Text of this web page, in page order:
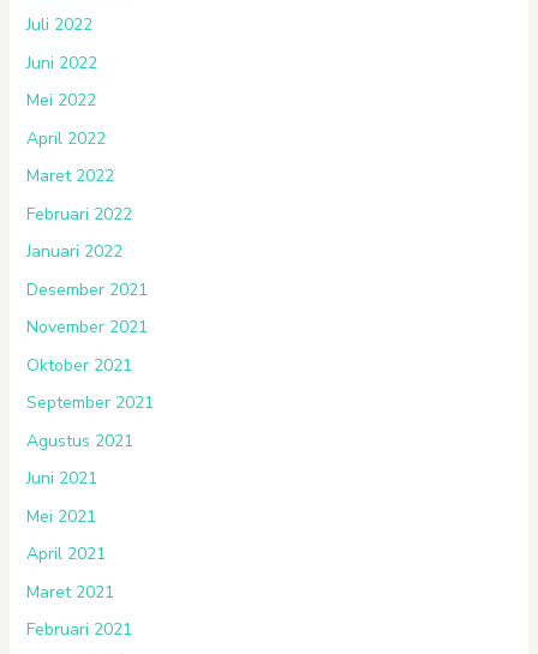
Juli 2022
Juni 2022
Mei 2022
April 2022
Maret 2022
Februari 2022
Januari 2022
Desember 2021
November 2021
Oktober 2021
September 2021
Agustus 2021
Juni 2021
Mei 2021
April 2021
Maret 2021
Februari 2021